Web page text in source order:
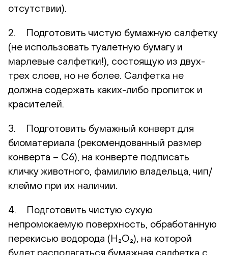
отсутствии).
2. Подготовить чистую бумажную салфетку
(не использовать туалетную бумагу и
марлевые салфетки!), состоящую из двух-
трех слоев, но не более. Салфетка не
должна содержать каких-либо пропиток и
красителей.
3. Подготовить бумажный конверт для
биоматериала (рекомендованный размер
конверта – С6), на конверте подписать
кличку животного, фамилию владельца, чип/
клеймо при их наличии.
4. Подготовить чистую сухую
непромокаемую поверхность, обработанную
перекисью водорода (H₂O₂), на которой
будет располагаться бумажная салфетка с